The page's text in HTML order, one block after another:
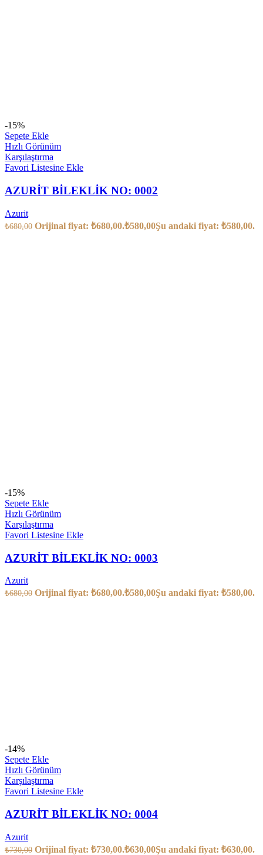
-15%
Sepete Ekle
Hızlı Görünüm
Karşılaştırma
Favori Listesine Ekle
AZURİT BİLEKLİK NO: 0002
Azurit
₺680,00 Orijinal fiyat: ₺680,00.₺580,00Şu andaki fiyat: ₺580,00.
-15%
Sepete Ekle
Hızlı Görünüm
Karşılaştırma
Favori Listesine Ekle
AZURİT BİLEKLİK NO: 0003
Azurit
₺680,00 Orijinal fiyat: ₺680,00.₺580,00Şu andaki fiyat: ₺580,00.
-14%
Sepete Ekle
Hızlı Görünüm
Karşılaştırma
Favori Listesine Ekle
AZURİT BİLEKLİK NO: 0004
Azurit
₺730,00 Orijinal fiyat: ₺730,00.₺630,00Şu andaki fiyat: ₺630,00.